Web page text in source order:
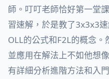
師。叮叮老師恰好第一堂
習速解，於是教了3x3x3
OLL的公式和F2L的概念
並應用在解法上不如他想
有詳細分析進階方法和入